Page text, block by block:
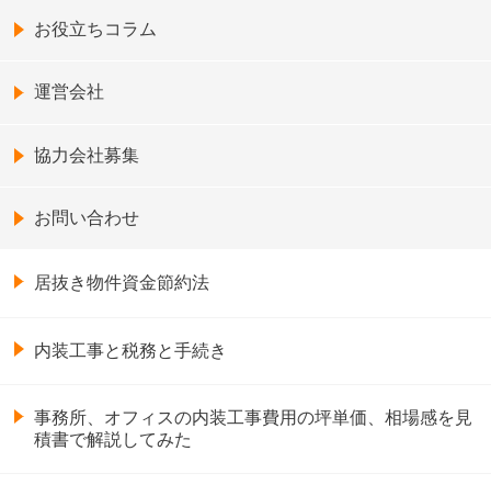
お役立ちコラム
運営会社
協力会社募集
お問い合わせ
居抜き物件資金節約法
内装工事と税務と手続き
事務所、オフィスの内装工事費用の坪単価、相場感を見
積書で解説してみた